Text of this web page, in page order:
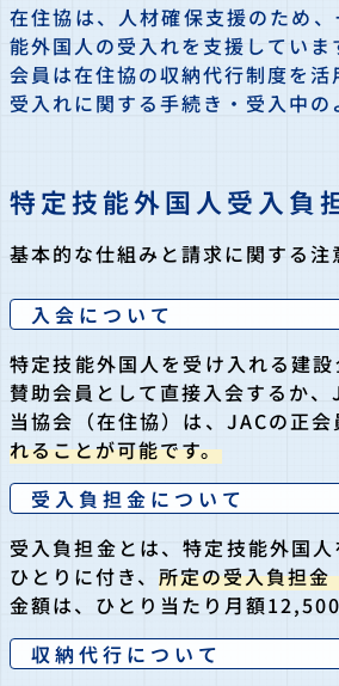
在住協は、人材確保支援のため
能外国人の受入れを支援していま
会員は在住協の収納代行制度を活
受入れに関する手続き・受入中の
特定技能外国人受入負
基本的な仕組みと請求に関する注
入会について
特定技能外国人を受け入れる建
賛助会員として直接入会するか、
当協会（在住協）は、JACの正会
れることが可能です。
受入負担金について
受入負担金とは、特定技能外国
ひとりに付き、 所定の受入負担
金額は、ひとり当たり月額12,500
収納代行について